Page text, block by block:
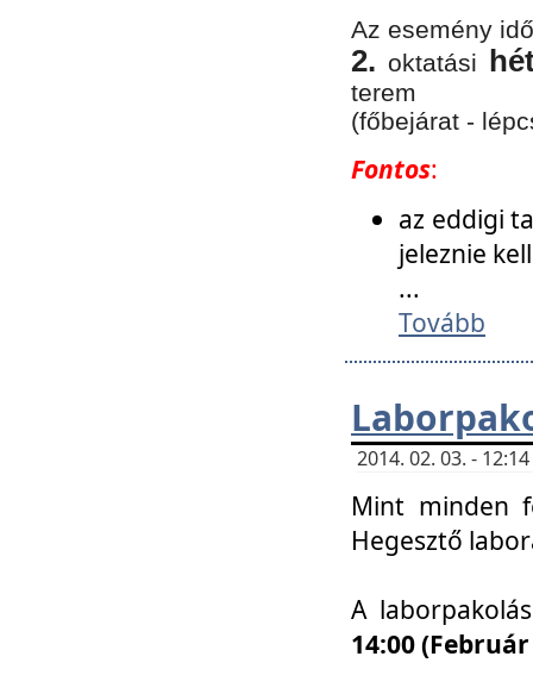
Az esemény
2. oktatási
terem
(főbejárat -
Fontos:
az eddigi
jeleznie
...
Tovább
2014. 02. 03. -
Mint minden
Hegesztő
A
14:00